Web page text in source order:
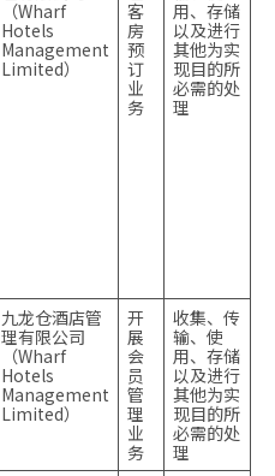
（Wharf
Hotels
Management
Limited）
客
房
预
订
业
务
用、存储
以及进行
其他为实
现目的所
必需的处
理
九龙仓酒店管
理有限公司
（Wharf
Hotels
Management
Limited）
开
展
会
员
管
理
业
务
收集、传
输、使
用、存储
以及进行
其他为实
现目的所
必需的处
理